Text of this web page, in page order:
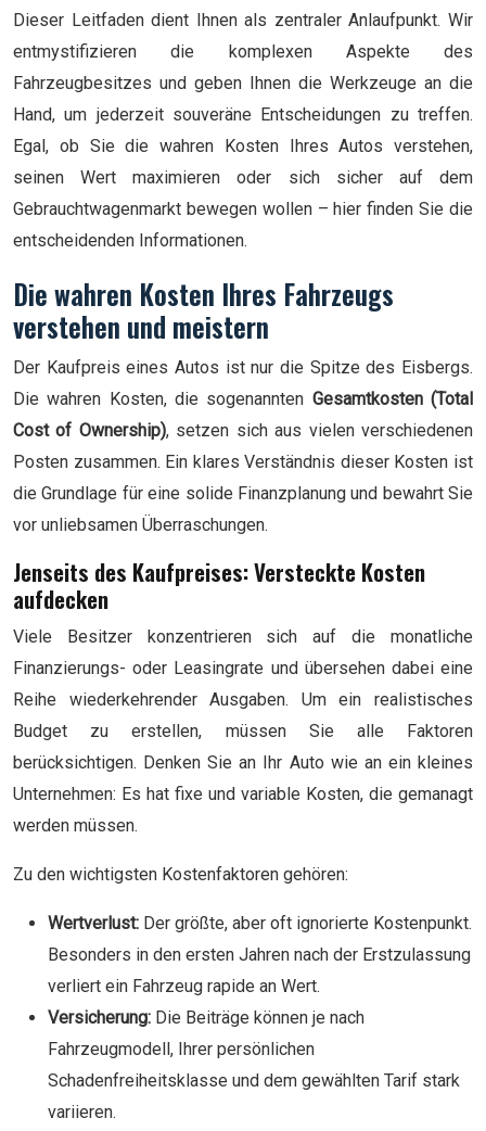
Dieser Leitfaden dient Ihnen als zentraler Anlaufpunkt. Wir
entmystifizieren die komplexen Aspekte des
Fahrzeugbesitzes und geben Ihnen die Werkzeuge an die
Hand, um jederzeit souveräne Entscheidungen zu treffen.
Egal, ob Sie die wahren Kosten Ihres Autos verstehen,
seinen Wert maximieren oder sich sicher auf dem
Gebrauchtwagenmarkt bewegen wollen – hier finden Sie die
entscheidenden Informationen.
Die wahren Kosten Ihres Fahrzeugs
verstehen und meistern
Der Kaufpreis eines Autos ist nur die Spitze des Eisbergs.
Die wahren Kosten, die sogenannten Gesamtkosten (Total
Cost of Ownership), setzen sich aus vielen verschiedenen
Posten zusammen. Ein klares Verständnis dieser Kosten ist
die Grundlage für eine solide Finanzplanung und bewahrt Sie
vor unliebsamen Überraschungen.
Jenseits des Kaufpreises: Versteckte Kosten
aufdecken
Viele Besitzer konzentrieren sich auf die monatliche
Finanzierungs- oder Leasingrate und übersehen dabei eine
Reihe wiederkehrender Ausgaben. Um ein realistisches
Budget zu erstellen, müssen Sie alle Faktoren
berücksichtigen. Denken Sie an Ihr Auto wie an ein kleines
Unternehmen: Es hat fixe und variable Kosten, die gemanagt
werden müssen.
Zu den wichtigsten Kostenfaktoren gehören:
Wertverlust: Der größte, aber oft ignorierte Kostenpunkt.
Besonders in den ersten Jahren nach der Erstzulassung
verliert ein Fahrzeug rapide an Wert.
Versicherung: Die Beiträge können je nach
Fahrzeugmodell, Ihrer persönlichen
Schadenfreiheitsklasse und dem gewählten Tarif stark
variieren.